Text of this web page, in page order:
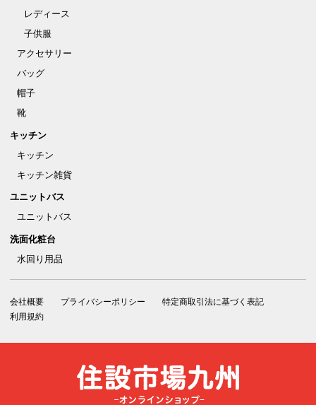
レディース
子供服
アクセサリー
バッグ
帽子
靴
キッチン
キッチン
キッチン雑貨
ユニットバス
ユニットバス
洗面化粧台
水回り用品
会社概要 プライバシーポリシー
特定商取引法に基づく表記
利用規約